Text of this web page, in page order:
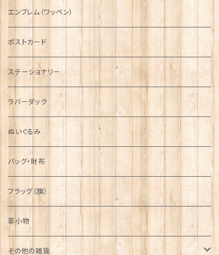
国旗＆紋章
音楽＆楽器
運動＆人物
シンボル
AIRFORCE
ARMY
エンブレム（ワッペン）
ポストカード
ステーショナリー
ラバーダック
ぬいぐるみ
バッグ・財布
フラッグ（旗）
革小物
その他の雑貨